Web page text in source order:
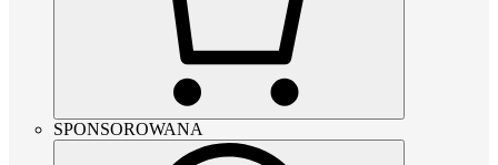
SPONSOROWANA